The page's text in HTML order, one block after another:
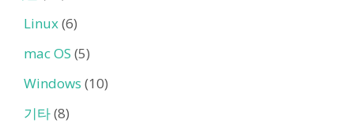
Linux(6)
mac OS (5)
Windows (10)
기타(8)